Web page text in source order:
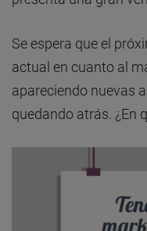
Se espera que el
actual en cuanto al
apareciendo nuevas
quedando atrás. ¿En